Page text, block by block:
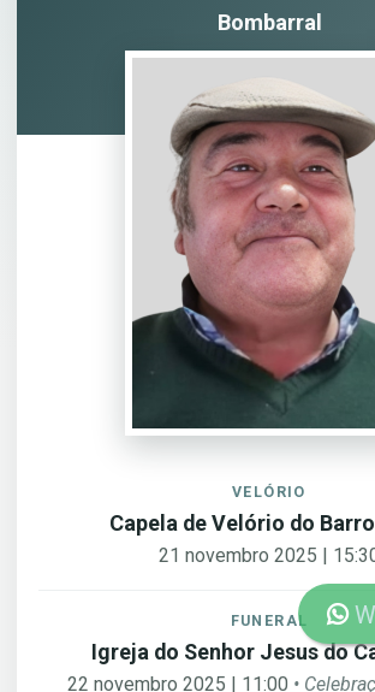
Bombarral
VELÓRIO
Capela de Velório do
21 novembro 2025 |
FUNERAL
Igreja do Senhor Jesus do
22 novembro 2025 | 11:00 •